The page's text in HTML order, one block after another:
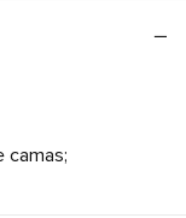
camas;